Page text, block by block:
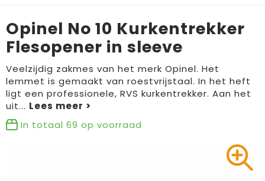
Reisbenodigdheden
Aanstekers
Elektronica, Gadgets en USB
Fitness
Schorten en Sloven
Veiligheidssignalering en Verlichting
Gereedschap
Handschoenen en Sjaals
Kledingaccessoires
T-Shirts
Peuters en Baby's
Blazers
Opbergtassen
Schoenentassen
Golftassen
Aktetassen
Opinel No 10 Kurkentrekker
Flesopener in sleeve
Veelzijdig zakmes van het merk Opinel. Het
lemmet is gemaakt van roestvrijstaal. In het heft
ligt een professionele, RVS kurkentrekker. Aan het
uit...
In totaal 69 op voorraad